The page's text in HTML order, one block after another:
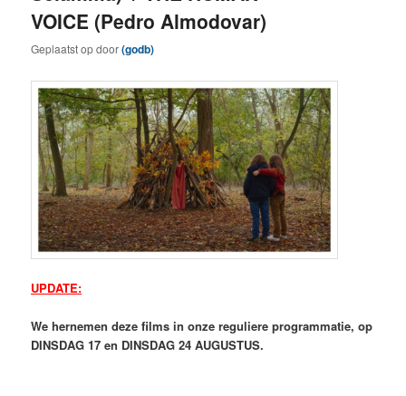
VOICE (Pedro Almodovar)
Geplaatst opdoor(godb)
UPDATE:
We hernemen deze films in onze reguliere programmatie, op
DINSDAG 17 en DINSDAG 24 AUGUSTUS.